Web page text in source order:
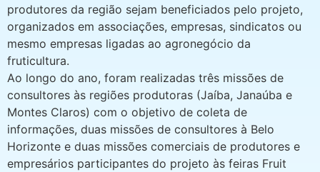
produtores da região sejam beneficiados pelo projeto,
organizados em associações, empresas, sindicatos ou
mesmo empresas ligadas ao agronegócio da
fruticultura.
Ao longo do ano, foram realizadas três missões de
consultores às regiões produtoras (Jaíba, Janaúba e
Montes Claros) com o objetivo de coleta de
informações, duas missões de consultores à Belo
Horizonte e duas missões comerciais de produtores e
empresários participantes do projeto às feiras Fruit